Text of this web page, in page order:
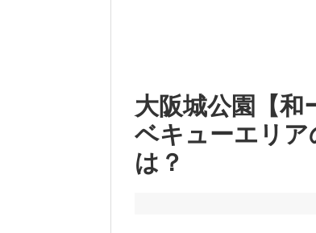
大阪城公園【和
ベキューエリア
は？